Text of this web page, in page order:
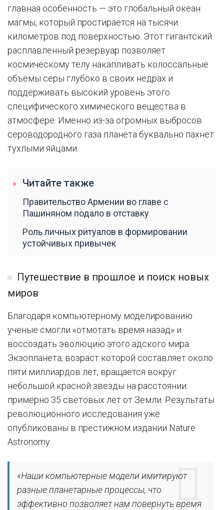
главная особенность — это глобальный океан
магмы, который простирается на тысячи
километров под поверхностью. Этот гигантский
расплавленный резервуар позволяет
космическому телу накапливать колоссальные
объемы серы глубоко в своих недрах и
поддерживать высокий уровень этого
специфического химического вещества в
атмосфере. Именно из-за огромных выбросов
сероводородного газа планета буквально пахнет
тухлыми яйцами.
Читайте также
Правительство Армении во главе с
Пашиняном подало в отставку
Роль личных ритуалов в формировании
устойчивых привычек
Путешествие в прошлое и поиск новых
миров
Благодаря компьютерному моделированию
ученые смогли «отмотать время назад» и
воссоздать эволюцию этого адского мира.
Экзопланета, возраст которой составляет около
пяти миллиардов лет, вращается вокруг
небольшой красной звезды на расстоянии
примерно 35 световых лет от Земли. Результаты
революционного исследования уже
опубликованы в престижном издании Nature
Astronomy.
«Наши компьютерные модели имитируют
разные планетарные процессы, что
эффективно позволяет нам повернуть время